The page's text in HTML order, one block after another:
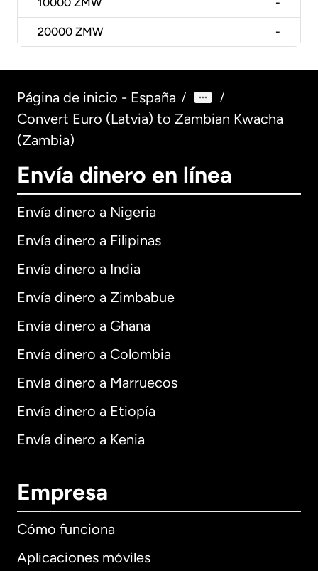
10000 ZMW -
20000 ZMW -
Página de inicio - España / /
Convert Euro (Latvia) to Zambian Kwacha
(Zambia)
Envía dinero en línea
Envía dinero a Nigeria
Envía dinero a Filipinas
Envía dinero a India
Envía dinero a Zimbabue
Envía dinero a Ghana
Envía dinero a Colombia
Envía dinero a Marruecos
Envía dinero a Etiopía
Envía dinero a Kenia
Empresa
Cómo funciona
Aplicaciones móviles